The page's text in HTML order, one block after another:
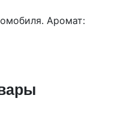
Аромат: